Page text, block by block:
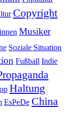
Copyright
Musiker
Soziale Situation
Fußball Indie
Haltung
EsPeDe China